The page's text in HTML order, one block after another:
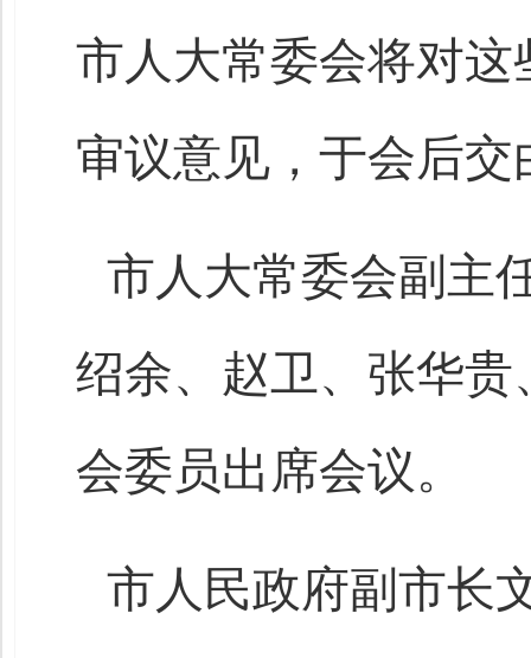
市人大常委会将对
审议意见，于会后
市人大常委会副主
绍余、赵卫、张华
会委员出席会议。
市人民政府副市长